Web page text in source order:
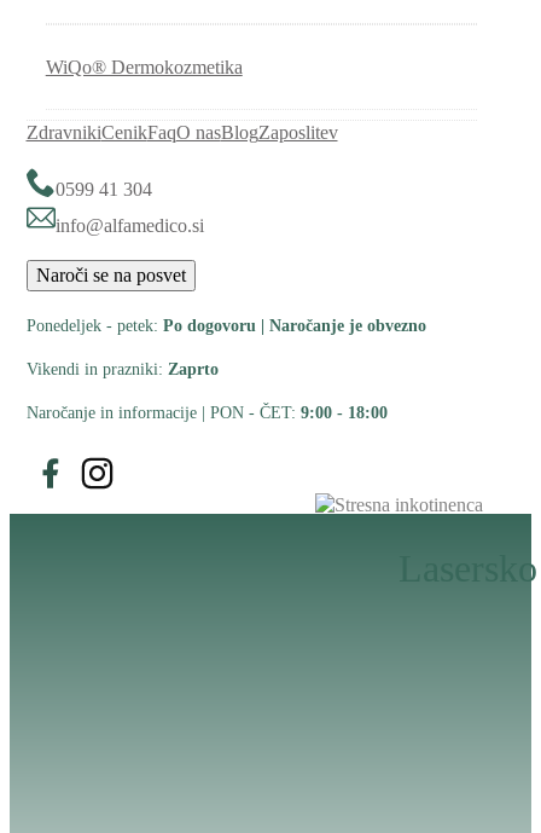
WiQo® Dermokozmetika
ZdravnikiCenikFaqO nasBlogZaposlitev
0599 41 304
info@alfamedico.si
Naroči se na posvet
Ponedeljek - petek: Po dogovoru | Naročanje je obvezno
Vikendi in prazniki: Zaprto
Naročanje in informacije | PON - ČET: 9:00 - 18:00
Spremljajte nas na Facebooku
Spremljajte nas na Instagramu